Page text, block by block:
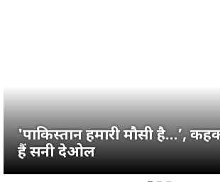
'पाकिस्तान हमारी मौसी है…’,
हैं सनी देओल